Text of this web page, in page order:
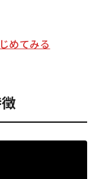
めてみる